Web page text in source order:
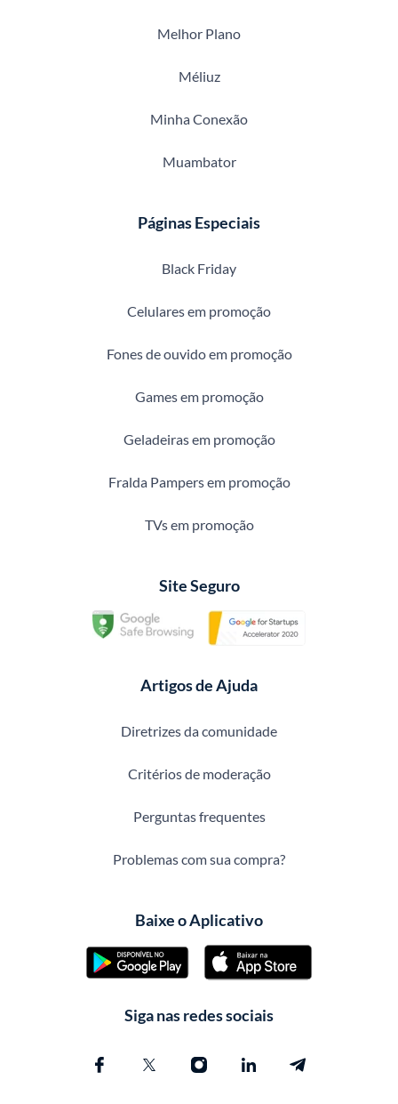
Melhor Plano
Méliuz
Minha Conexão
Muambator
Páginas Especiais
Black Friday
Celulares em promoção
Fones de ouvido em promoção
Games em promoção
Geladeiras em promoção
Fralda Pampers em promoção
TVs em promoção
Site Seguro
Artigos de Ajuda
Diretrizes da comunidade
Critérios de moderação
Perguntas frequentes
Problemas com sua compra?
Baixe o Aplicativo
Siga nas redes sociais